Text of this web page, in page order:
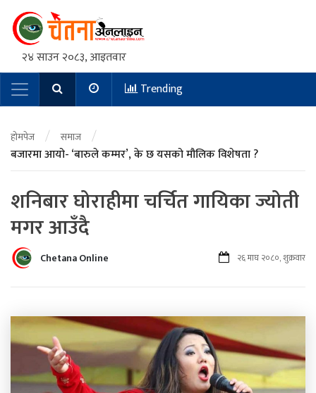
२४ साउन २०८३, आइतवार
Main NavigationTrending
होमपेज / समाज /
बजारमा आयो- ‘बारुले कम्मर’, के छ यसको मौलिक विशेषता ?
शनिबार घोराहीमा चर्चित गायिका ज्योती
मगर आउँदै
Chetana Online २६ माघ २०८०, शुक्रवार